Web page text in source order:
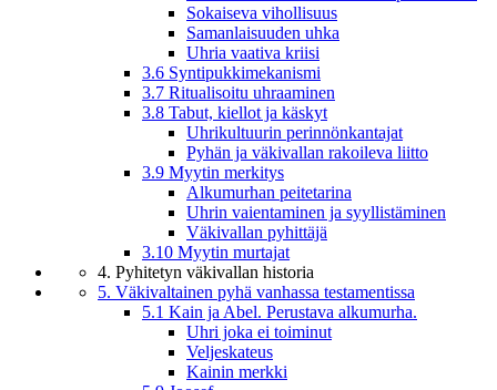
Sokaiseva vihollisuus
Samanlaisuuden uhka
Uhria vaativa kriisi
3.6 Syntipukkimekanismi
3.7 Ritualisoitu uhraaminen
3.8 Tabut, kiellot ja käskyt
Uhrikultuurin perinnönkantajat
Pyhän ja väkivallan rakoileva liitto
3.9 Myytin merkitys
Alkumurhan peitetarina
Uhrin vaientaminen ja syyllistäminen
Väkivallan pyhittäjä
3.10 Myytin murtajat
4. Pyhitetyn väkivallan historia
5. Väkivaltainen pyhä vanhassa testamentissa
5.1 Kain ja Abel. Perustava alkumurha.
Uhri joka ei toiminut
Veljeskateus
Kainin merkki